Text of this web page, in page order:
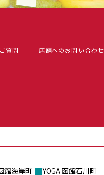
質問
店舗へのお問い合わせ
館海岸町
YOGA 函館石川町